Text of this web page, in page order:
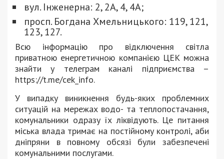
вул. Інженерна: 2, 2А, 4, 4А;
просп. Богдана Хмельницького: 119, 121,
123, 127.
Всю інформацію про відключення світла
приватною енергетичною компанією ЦЕК можна
знайти у телеграм каналі підприємства –
https://t.me/cek_info.
У випадку виникнення будь-яких проблемних
ситуацій на мережах водо- та теплопостачання,
комунальники одразу їх ліквідують. Це питання
міська влада тримає на постійному контролі, аби
дніпряни в повному обсязі були забезпечені
комунальними послугами.